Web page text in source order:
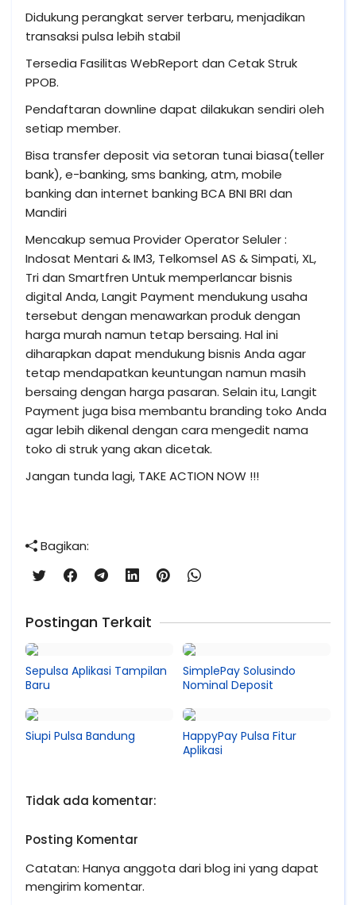
Didukung perangkat server terbaru, menjadikan
transaksi pulsa lebih stabil
Tersedia Fasilitas WebReport dan Cetak Struk
PPOB.
Pendaftaran downline dapat dilakukan sendiri oleh
setiap member.
Bisa transfer deposit via setoran tunai biasa(teller
bank), e-banking, sms banking, atm, mobile
banking dan internet banking BCA BNI BRI dan
Mandiri
Mencakup semua Provider Operator Seluler :
Indosat Mentari & IM3, Telkomsel AS & Simpati, XL,
Tri dan Smartfren Untuk memperlancar bisnis
digital Anda, Langit Payment mendukung usaha
tersebut dengan menawarkan produk dengan
harga murah namun tetap bersaing. Hal ini
diharapkan dapat mendukung bisnis Anda agar
tetap mendapatkan keuntungan namun masih
bersaing dengan harga pasaran. Selain itu, Langit
Payment juga bisa membantu branding toko Anda
agar lebih dikenal dengan cara mengedit nama
toko di struk yang akan dicetak.
Jangan tunda lagi, TAKE ACTION NOW !!!
Bagikan:
Postingan Terkait
Sepulsa Aplikasi Tampilan
Baru
SimplePay Solusindo
Nominal Deposit
Siupi Pulsa Bandung
HappyPay Pulsa Fitur
Aplikasi
Tidak ada komentar:
Posting Komentar
Catatan: Hanya anggota dari blog ini yang dapat
mengirim komentar.